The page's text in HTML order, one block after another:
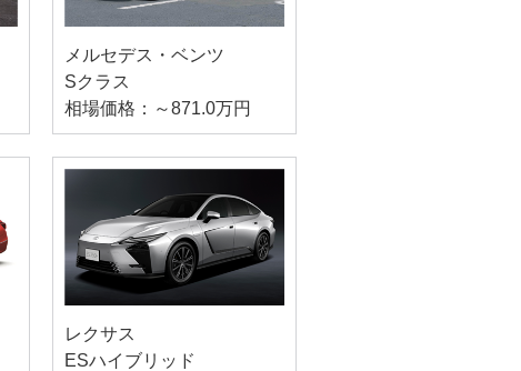
メルセデス・ベンツ
Sクラス
相場価格：～871.0万円
レクサス
ESハイブリッド